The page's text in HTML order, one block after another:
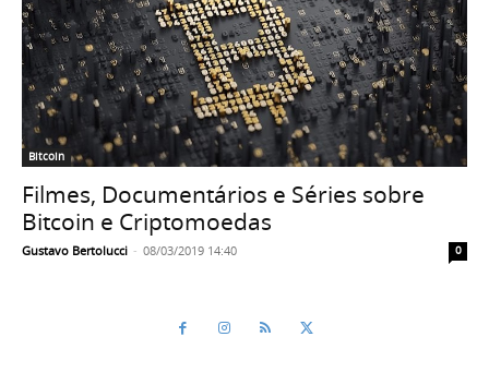
Bitcoin
Filmes, Documentários e Séries sobre
Bitcoin e Criptomoedas
Gustavo Bertolucci - 08/03/2019 14:40 0